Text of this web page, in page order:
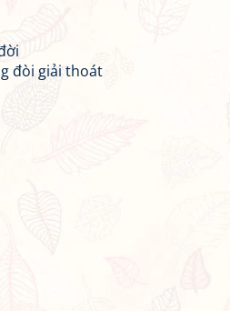
đòi giải thoát